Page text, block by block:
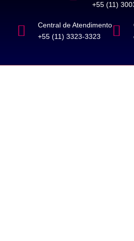
+55 (11)
Central de Atendimento
+55 (11) 3323-3323